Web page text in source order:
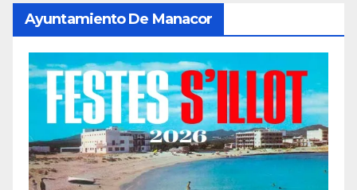
Ayuntamiento De Manacor